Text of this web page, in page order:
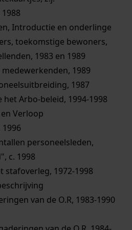
Introductie en onderlinge
toekomstige bewoners,
1983 en 1989
1989
1987
Arbo-beleid, 1994-1998
Verloop
personeelsleden,
c. 1998
stafoverleg, 1972-1998
van de O.R, 1983-1990